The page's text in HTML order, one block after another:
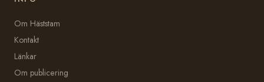
Om Häststam
Kontakt
Länkar
Om publicering